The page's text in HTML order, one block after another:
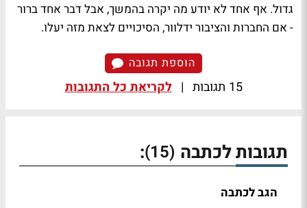
גדול. אף אחד לא יודע מה יקרה בהמשך, אבל דבר אחד ברור
- אם החברות והציבור ידלוור, הסיכויים לצאת מזה יעלו.
הוספת תגובה
15 תגובות | לקריאת כל התגובות
תגובות לכתבה (15)
:
הגב לכתבה